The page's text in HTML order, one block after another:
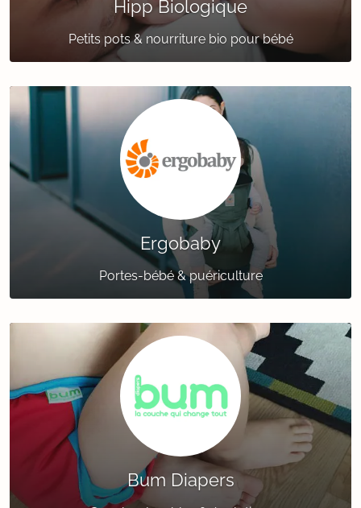
Hipp Biologique
Petits pots & nourriture bio pour bébé
Ergobaby
Portes-bébé & puériculture
Bum Diapers